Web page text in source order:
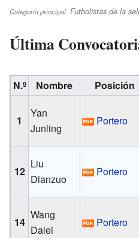
Categoría principal: Futbolistas de la
Última
N.º Nombre Posición
1
Yan
Junling
Portero
12
Liu
Dianzuo
Portero
14
Wang
Dalei
Portero